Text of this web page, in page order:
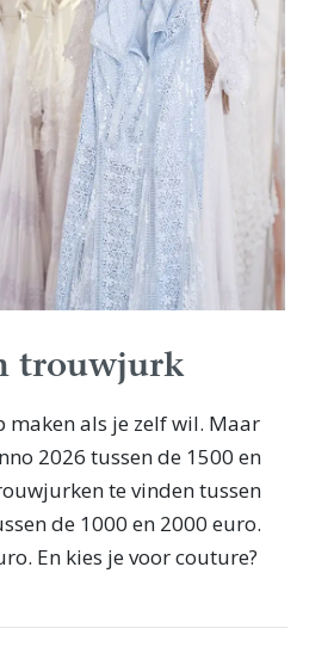
trouwjurk
als je zelf wil. Maar
2026 tussen de 1500 en
te vinden tussen
de 1000 en 2000 euro.
En kies je voor couture?